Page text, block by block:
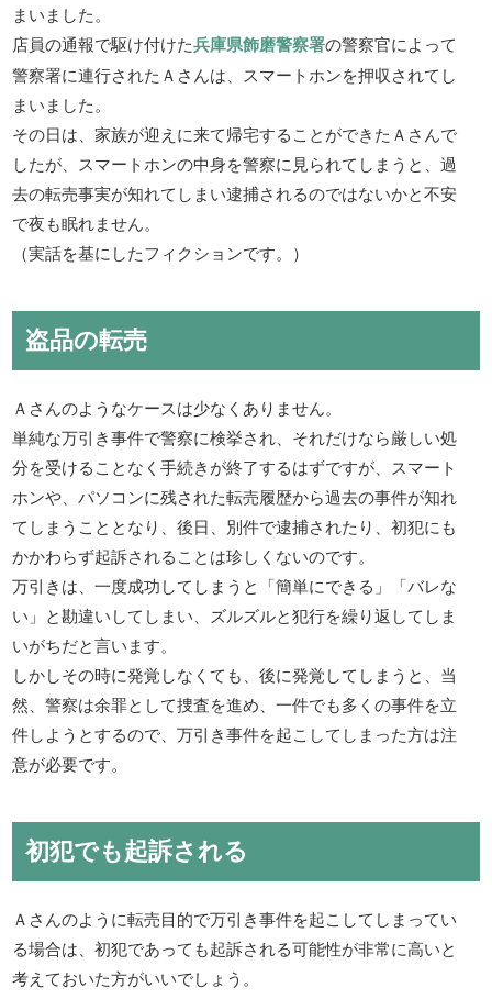
まいました。
店員の通報で駆け付けた兵庫県飾磨警察署の警察官によって
警察署に連行されたＡさんは、スマートホンを押収されてし
まいました。
その日は、家族が迎えに来て帰宅することができたＡさんで
したが、スマートホンの中身を警察に見られてしまうと、過
去の転売事実が知れてしまい逮捕されるのではないかと不安
で夜も眠れません。
（実話を基にしたフィクションです。）
盗品の転売
Ａさんのようなケースは少なくありません。
単純な万引き事件で警察に検挙され、それだけなら厳しい処
分を受けることなく手続きが終了するはずですが、スマート
ホンや、パソコンに残された転売履歴から過去の事件が知れ
てしまうこととなり、後日、別件で逮捕されたり、初犯にも
かかわらず起訴されることは珍しくないのです。
万引きは、一度成功してしまうと「簡単にできる」「バレな
い」と勘違いしてしまい、ズルズルと犯行を繰り返してしま
いがちだと言います。
しかしその時に発覚しなくても、後に発覚してしまうと、当
然、警察は余罪として捜査を進め、一件でも多くの事件を立
件しようとするので、万引き事件を起こしてしまった方は注
意が必要です。
初犯でも起訴される
Ａさんのように転売目的で万引き事件を起こしてしまってい
る場合は、初犯であっても起訴される可能性が非常に高いと
考えておいた方がいいでしょう。